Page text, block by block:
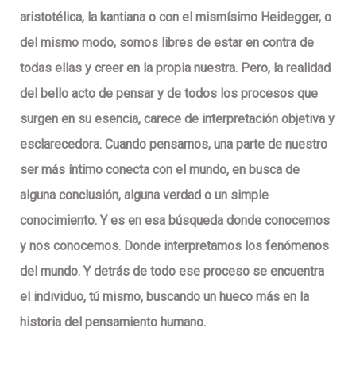
aristotélica, la kantiana o con el mismísimo Heidegger, o
del mismo modo, somos libres de estar en contra de
todas ellas y creer en la propia nuestra. Pero, la realidad
del bello acto de pensar y de todos los procesos que
surgen en su esencia, carece de interpretación objetiva y
esclarecedora. Cuando pensamos, una parte de nuestro
ser más íntimo conecta con el mundo, en busca de
alguna conclusión, alguna verdad o un simple
conocimiento. Y es en esa búsqueda donde conocemos
y nos conocemos. Donde interpretamos los fenómenos
del mundo. Y detrás de todo ese proceso se encuentra
el individuo, tú mismo, buscando un hueco más en la
historia del pensamiento humano.